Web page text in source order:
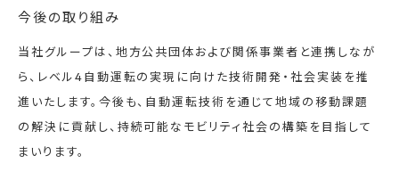
今後の取り組み
当社グループは、地方公共団体および関係事業者と連携しなが
ら、レベル4自動運転の実現に向けた技術開発・社会実装を推
進いたします。今後も、自動運転技術を通じて地域の移動課題
の解決に貢献し、持続可能なモビリティ社会の構築を目指して
まいります。